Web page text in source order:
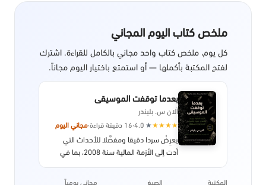
ملخص كتاب اليوم المجاني
كل يوم، ملخص كتاب واحد مجاني بالكامل للقراءة. اشترك
لفتح المكتبة بأكملها — أو استمتع باختيار اليوم مجاناً.
بعدما توقفت الموسيقى
آلان س. بليندر
★
★
★
★
★
4.0
·16 دقيقة قراءة ·مجاني اليوم
يعرِضُ سردا دقيقا ومفصَّلا للأحداث التي
أدت إلى الأزمة المالية سنة 2008، بما في
بحدوث الانهيار الاقتصادي، مع التركيز بشكل
المكتبة الصيغ مجاني يومياً